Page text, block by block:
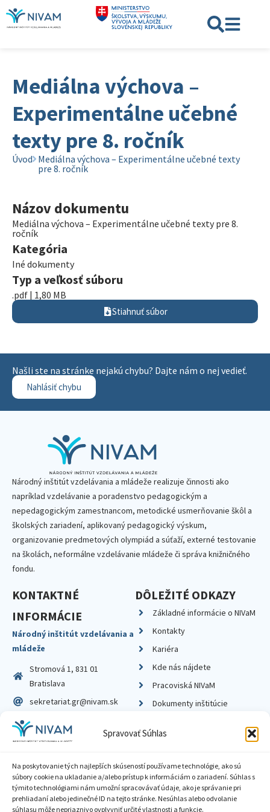
Spravovať Súhlas
Na poskytovanie tých najlepších skúseností používame technológie, ako sú
súbory cookie na ukladanie a/alebo prístup k informáciám o zariadení. Súhlas s
týmito technológiami nám umožní spracovávať údaje, ako je správanie pri
prehliadaní alebo jedinečné ID na tejto stránke. Nesúhlas alebo odvolanie
súhlasu môže nepriaznivo ovplyvniť určité vlastnosti a funkcie.
Mediálna výchova –
Experimentálne učebné
texty pre 8. ročník
Úvod Mediálna výchova – Experimentálne učebné texty
pre 8. ročník
Názov dokumentu
Mediálna výchova – Experimentálne učebné texty pre 8.
ročník
Kategória
Iné dokumenty
Typ a veľkosť súboru
.pdf | 1,80 MB
Stiahnuť súbor
Našli ste na stránke nejakú chybu? Dajte nám o nej vedieť.
Nahlásiť chybu
Národný inštitút vzdelávania a mládeže realizuje činnosti ako
napríklad vzdelávanie a poradenstvo pedagogickým a
nepedagogickým zamestnancom, metodické usmerňovanie škôl a
školských zariadení, aplikovaný pedagogický výskum,
organizovanie predmetových olympiád a súťaží, externé testovanie
na školách, neformálne vzdelávanie mládeže či správa knižničného
fondu.
KONTAKTNÉ
INFORMÁCIE
Národný inštitút vzdelávania a
mládeže
Stromová 1, 831 01
Bratislava
sekretariat.gr@nivam.sk
IČO: 00164348
DIČ: 2020798714
DÔLEŽITÉ ODKAZY
Základné informácie o NIVaM
Kontakty
Kariéra
Kde nás nájdete
Pracoviská NIVaM
Dokumenty inštitúcie
Zásady ochrany súkromia